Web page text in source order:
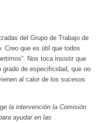
del Grupo de Trabajo de
Creo que es útil que todos
Nos toca insistir que
de especificidad, que no
al calor de los sucesos
la intervención la Comisión
ayudar en las